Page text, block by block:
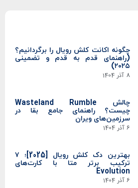
چگونه اکانت کلش رویال را برگردانیم؟
(راهنمای قدم به قدم و تضمینی
۲۰۲۵)
8 آذر 1404
چالش Wasteland Rumble
چیست؟ راهنمای جامع بقا در
سرزمین‌های ویران
6 آذر 1404
بهترین دک کلش رویال [2025]؛ ۷
ترکیب برتر متا با کارت‌های
Evolution
6 آذر 1404